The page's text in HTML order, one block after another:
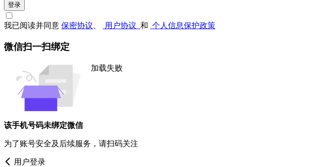
登录
我已阅读并同意 保密协议 用户协议 和 个人信息保护政策
微信扫一扫绑定
加载失败
该手机号码未绑定微信
为了账号安全及后续服务，请扫码关注
用户登录